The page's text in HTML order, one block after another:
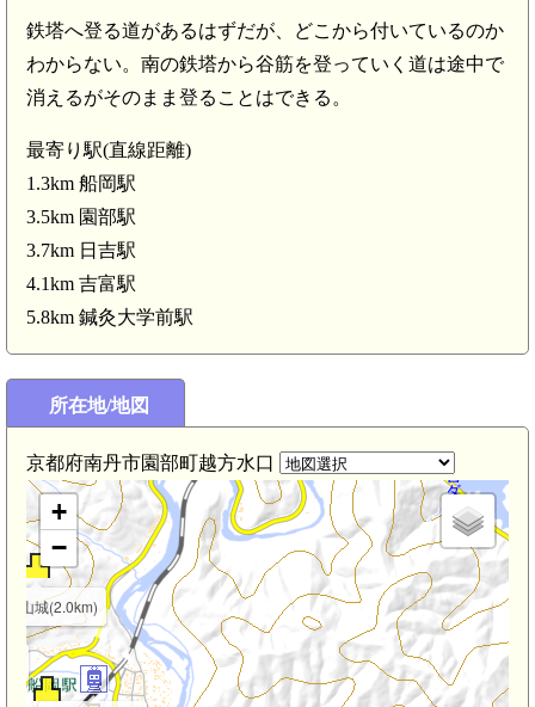
鉄塔へ登る道があるはずだが、どこから付いているのか
わからない。南の鉄塔から谷筋を登っていく道は途中で
消えるがそのまま登ることはできる。
最寄り駅(直線距離)
1.3km 船岡駅
3.5km 園部駅
3.7km 日吉駅
4.1km 吉富駅
5.8km 鍼灸大学前駅
所在地/地図
京都府南丹市園部町越方水口
高山城(2.0km)
丹波 殿田城(2.7km)
+
−